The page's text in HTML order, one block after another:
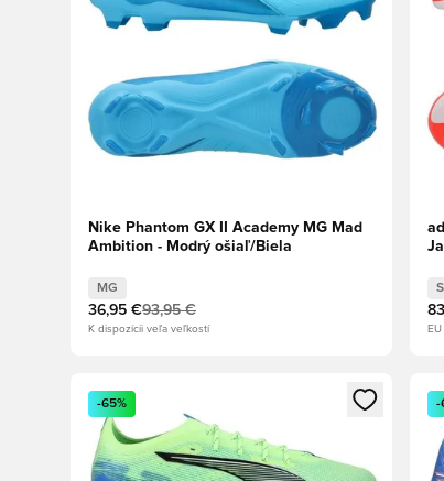
Nike Phantom GX II Academy MG Mad
Ambition - Modrý ošiaľ/Biela
MG
36,95 €93,95 €
K dispozícii veľa veľkostí
Otvorí modál na prihlásenie alebo registráciu
-65% -